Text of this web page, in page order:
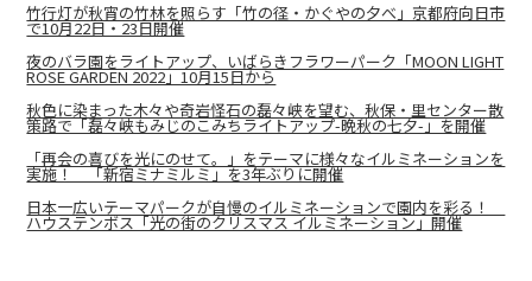
竹行灯が秋宵の竹林を照らす「竹の径・かぐやの夕べ」京都府向日市
で10月22日・23日開催
夜のバラ園をライトアップ、いばらきフラワーパーク「MOON LIGHT
ROSE GARDEN 2022」10月15日から
秋色に染まった木々や奇岩怪石の磊々峡を望む、秋保・里センター散
策路で「磊々峡もみじのこみちライトアップ-晩秋の七夕-」を開催
「再会の喜びを光にのせて。」をテーマに様々なイルミネーションを
実施！ 「新宿ミナミルミ」を3年ぶりに開催
日本一広いテーマパークが自慢のイルミネーションで園内を彩る！
ハウステンボス「光の街のクリスマス イルミネーション」開催